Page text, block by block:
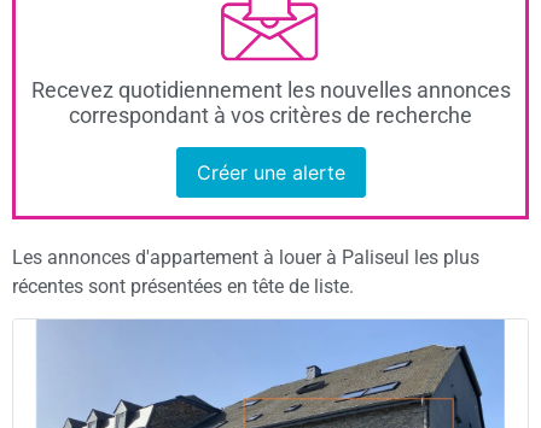
Recevez quotidiennement les nouvelles annonces
correspondant à vos critères de recherche
Créer une alerte
Les annonces d'appartement à louer à Paliseul les plus
récentes sont présentées en tête de liste.